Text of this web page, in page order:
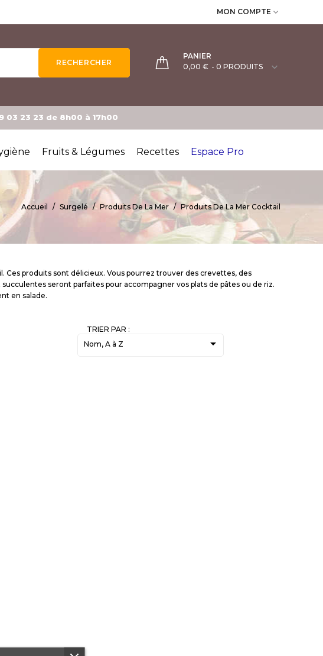
MON COMPTE 
PANIER
0,00 € - 0 PRODUITS 
RECHERCHER
23 23 de 8h00 à 17h00
Fruits & Légumes Recettes Espace Pro
Accueil Surgelé Produits De La Mer Produits De La Mer Cocktail
Ces produits sont délicieux. Vous pourrez trouver des crevettes, des
seront parfaites pour accompagner vos plats de pâtes ou de riz.
en salade.
TRIER PAR :
Nom, A à Z
